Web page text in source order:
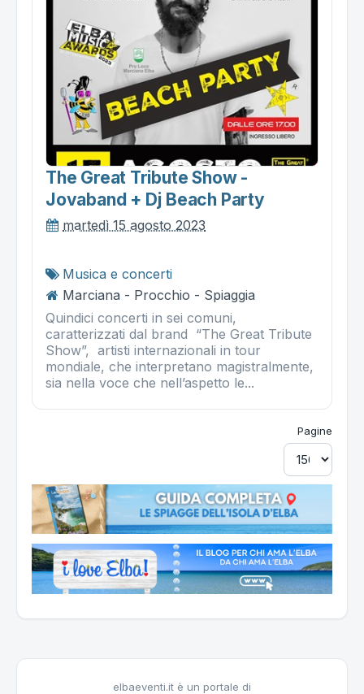
The Great Tribute Show -
Jovaband + Dj Beach Party
martedì 15 agosto 2023
Musica e concerti
Marciana - Procchio - Spiaggia
Quindici concerti in sei comuni,
caratterizzati dal brand “The Great Tribute
Show”, artisti internazionali in tour
mondiale, che interpretano magistralmente,
sia nella voce che nell’aspetto le...
Pagine
elbaeventi.it è un portale di